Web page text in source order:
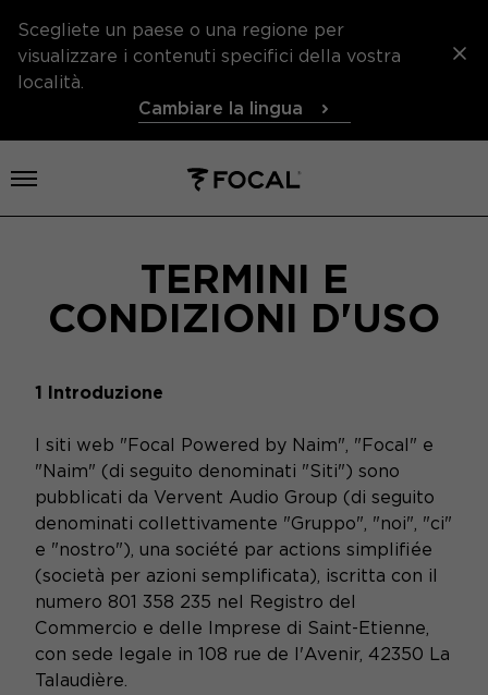
Scegliete un paese o una regione per
visualizzare i contenuti specifici della vostra
località.
Cambiare la lingua
Aprire il menu
TERMINI E
CONDIZIONI D'USO
1 Introduzione
I siti web "Focal Powered by Naim", "Focal" e
"Naim" (di seguito denominati "Siti") sono
pubblicati da Vervent Audio Group (di seguito
denominati collettivamente "Gruppo", "noi", "ci"
e "nostro"), una société par actions simplifiée
(società per azioni semplificata), iscritta con il
numero 801 358 235 nel Registro del
Commercio e delle Imprese di Saint-Etienne,
con sede legale in 108 rue de l'Avenir, 42350 La
Talaudière.